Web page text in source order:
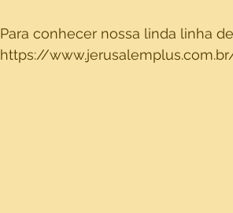
Para conhecer nossa linda linha
https://